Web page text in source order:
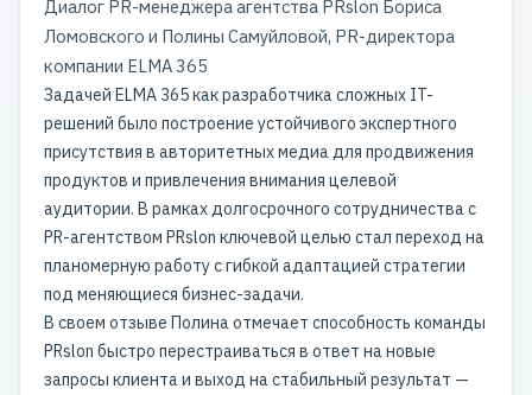
Диалог PR-менеджера агентства PRslon Бориса
Ломовского и Полины Самуйловой, PR-директора
компании ELMA 365
Задачей ELMA 365 как разработчика сложных IT-
решений было построение устойчивого экспертного
присутствия в авторитетных медиа для продвижения
продуктов и привлечения внимания целевой
аудитории. В рамках долгосрочного сотрудничества с
PR-агентством PRslon ключевой целью стал переход на
планомерную работу с гибкой адаптацией стратегии
под меняющиеся бизнес-задачи.
В своем отзыве Полина отмечает способность команды
PRslon быстро перестраиваться в ответ на новые
запросы клиента и выход на стабильный результат —